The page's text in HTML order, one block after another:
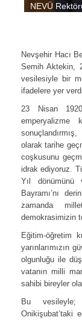
NEVÜ
Nevşehir Hacı
Semih Aktekin,
vesilesiyle bir
ifadelere yer
23 Nisan
emperyalizme
olarak tarihe
coşkusunu
idrak ediyoruz.
Yıl
Bayramı’nı
zamanda
demokrasimizin
Eğitim-öğretim
yarınlarımızın
olgunluğu ile
vatanın milli
sahibi bireyler
Bu vesileyle;
Onikişubat’taki